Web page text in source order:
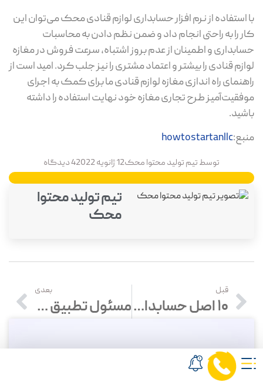
با استفاده از نرم افزار حسابداری لوازم قنادی محکمی‌توان این
کار را به راحتی انجام داد و ضمن نظم دادن به محاسبات
حسابداری و اطمینان از عدم بروز اشتباه، سرعت فروش در مغازه
لوازم قنادی را بیشتر و اعتماد مشتری را نیز جلب کرد. امید است از
راهنمای راه اندازی مغازه لوازم قنادی ما برای کمک به اجرای
موفقیت‌آمیز طرح تجاری مغازه خود نهایت استفاده را داشته
باشید.
منبع:howtostartanllc
توسطتیم تولید محتوا محک12 ژانویه 2022 4 دیدگاه
تیم تولید محتوا
محک
قبل
10 اصل حسابداری فروشگاه اینترنتی
بعدی
مسئول تطبیق کیست و چه وظایفی دارد؟